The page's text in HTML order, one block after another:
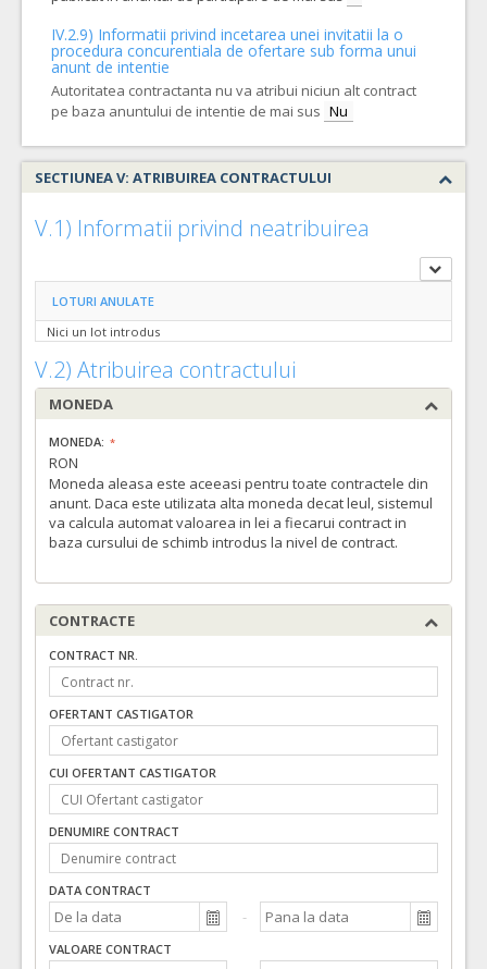
1.932.445,52
IV.2.9) Informatii privind incetarea unei invitatii la o
procedura concurentiala de ofertare sub forma unui
anunt de intentie
Autoritatea contractanta nu va atribui niciun alt contract
pe baza anuntului de intentie de mai sus Nu
SECTIUNEA V: ATRIBUIREA CONTRACTULUI
V.1) Informatii privind neatribuirea
LOTURI ANULATE
Nici un lot introdus
V.2) Atribuirea contractului
MONEDA
MONEDA:
RON
Moneda aleasa este aceeasi pentru toate contractele din
anunt. Daca este utilizata alta moneda decat leul, sistemul
va calcula automat valoarea in lei a fiecarui contract in
baza cursului de schimb introdus la nivel de contract.
CONTRACTE
CONTRACT NR.
OFERTANT CASTIGATOR
CUI OFERTANT CASTIGATOR
DENUMIRE CONTRACT
DATA CONTRACT
VALOARE CONTRACT